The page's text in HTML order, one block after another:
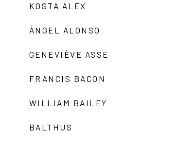
KOSTA ALEX
ÁNGEL ALONSO
GENEVIÈVE ASSE
FRANCIS BACON
WILLIAM BAILEY
BALTHUS